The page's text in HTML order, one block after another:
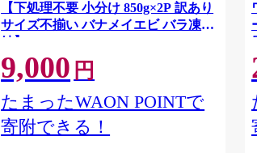
【下処理不要 小分け 850g×2P 訳あり
サイズ不揃い バナメイエビ バラ凍
結】 G4142
9,000 円
たまったWAON POINTで
寄附できる！